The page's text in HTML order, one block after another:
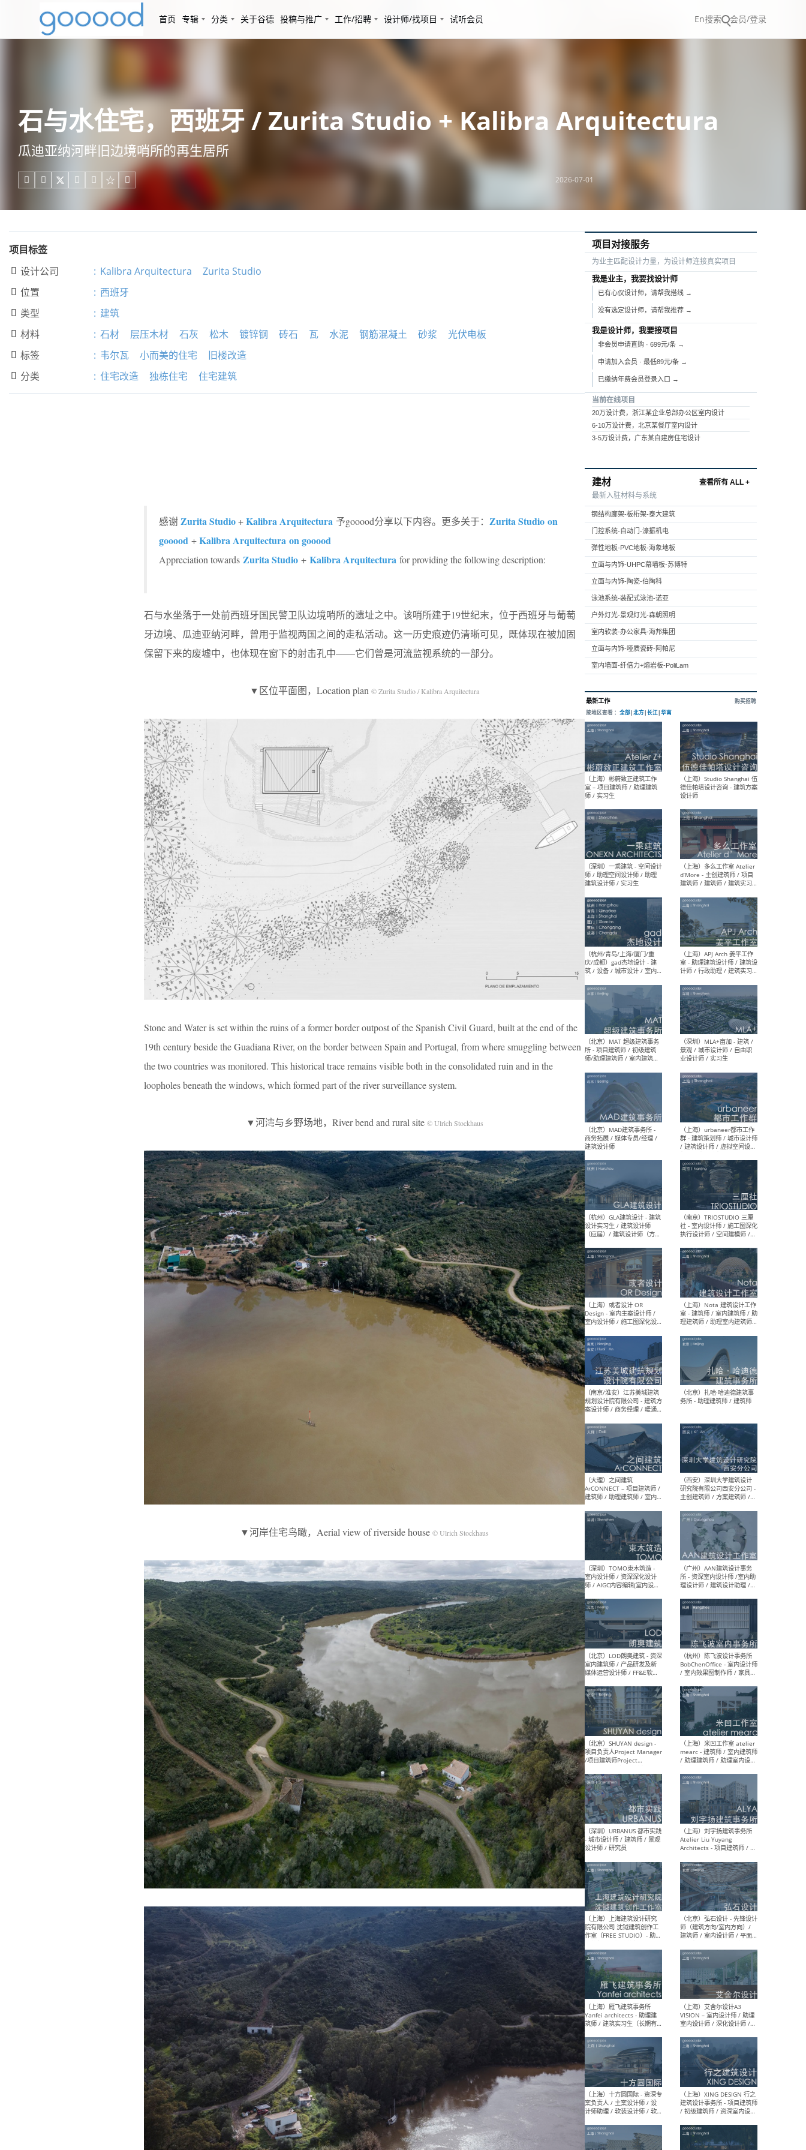
首页 专辑 分类 关于谷德 投稿与推广 工作/招聘 设计师/找项目 试听会员 En搜索 会员/登录
石与水住宅，西班牙 / Zurita Studio + Kalibra Arquitectura
瓜迪亚纳河畔旧边境哨所的再生居所
     2026-07-01
项目标签
 设计公司 : Kalibra Arquitectura Zurita Studio
 位置 : 西班牙
 类型 : 建筑
 材料 : 石材 层压木材 石灰 松木 镀锌钢 砖石 瓦 水泥 钢筋混凝土 砂浆 光伏电板
 标签 : 韦尔瓦 小而美的住宅 旧楼改造
 分类 : 住宅改造 独栋住宅 住宅建筑
感谢Zurita Studio+Kalibra Arquitectura 予gooood分享以下内容。更多关于： Zurita Studio on
gooood +Kalibra Arquitectura on gooood
Appreciation towards Zurita Studio + Kalibra Arquitectura for providing the following description:
石与水坐落于一处前西班牙国民警卫队边境哨所的遗址之中。该哨所建于19世纪末，位于西班牙与葡萄
牙边境、瓜迪亚纳河畔，曾用于监视两国之间的走私活动。这一历史痕迹仍清晰可见，既体现在被加固
保留下来的废墟中，也体现在窗下的射击孔中——它们曾是河流监视系统的一部分。
▼区位平面图，Location plan © Zurita Studio / Kalibra Arquitectura
Stone and Water is set within the ruins of a former border outpost of the Spanish Civil Guard, built at the end of the
19th century beside the Guadiana River, on the border between Spain and Portugal, from where smuggling between
the two countries was monitored. This historical trace remains visible both in the consolidated ruin and in the
loopholes beneath the windows, which formed part of the river surveillance system.
▼河湾与乡野场地，River bend and rural site © Ulrich Stockhaus
▼河岸住宅鸟瞰，Aerial view of riverside house © Ulrich Stockhaus
项目对接服务
为业主匹配设计力量，为设计师连接真实项目
我是业主，我要找设计师
已有心仪设计师，请帮我搭线 →
没有选定设计师，请帮我推荐 →
我是设计师，我要接项目
非会员申请直购 · 699元/条 →
申请加入会员 · 最低89元/条 →
已缴纳年费会员登录入口 →
当前在线项目
20万设计费，浙江某企业总部办公区室内设计
6-10万设计费，北京某餐厅室内设计
3-5万设计费，广东某自建房住宅设计
建材
查看所有 ALL +
最新入驻材料与系统
钢结构廊架-板桁架-泰大建筑
门控系统-自动门-濠振机电
弹性地板-PVC地板-海象地板
立面与内饰-UHPC幕墙板-苏博特
立面与内饰-陶瓷-伯陶科
泳池系统-装配式泳池-诺亚
户外灯光-景观灯光-森朝照明
室内软装-办公家具-海邦集团
立面与内饰-哑质瓷砖-阿帕尼
室内墙面-纤倍力+熔岩板-PoliLam
最新工作
按地区查看 ：全部|北方|长江
（上海）彬蔚致正建筑工作
室 – 项目建筑师 / 助理建筑
师 / 实习生
（深圳）一乘建筑 - 空间设计
师 / 助理空间设计师 / 助理
建筑设计师 / 实习生
（杭州/青岛/上海/厦门/重
庆/成都）gad杰地设计 - 建
筑 / 设备 / 城市设计 / 室内 /
幕墙 / BIM / 成本 / 工程 / 运
营 / 品牌 / 观点views / 实习
等
（北京）MAT 超级建筑事务
所 - 项目建筑师 / 初级建筑
师/助理建筑师 / 室内建筑师
（北京）MAD建筑事务所 -
商务拓展 / 媒体专员/经理 /
设计实习生 / 建筑设计师
（应届）/ 建筑设计师（方案
设计）/ 建筑设计师（施工
图）/ 结构设计师 / 给排水设
计师
（上海）或者设计 OR
Design - 室内主案设计师 /
室内设计师 / 施工图深化设
计师 / 室内设计助理 / 新媒
体运营
（南京/淮安）江苏美城建筑
规划设计院有限公司 - 建筑方
案设计师 / 商务经理 / 暖通
设计师 / 造价工程师
（大理）之间建筑
ArCONNECT – 项目建筑师 /
建筑师 / 助理建筑师 / 室内
设计师 / 实习生
（深圳）TOMO東木筑造 -
室内设计师 / 资深深化设计
师 / AIGC内容编辑(室内设计
方向) / 照明设计师 / 软装设
计师
（北京）LOD朗奥建筑 - 资深
室内建筑师 / 产品研发及新
设计师 / 深化设计师 / 实习
（北京）SHUYAN design -
项目负责人Project Manager
/项目建筑师Project
Architect / 助理建筑师
Assistant Architect / 创始
人助理Founder's Assistant
/ 实习生Intern
（深圳）URBANUS 都市实践
- 城市设计师 / 建筑师 / 景观